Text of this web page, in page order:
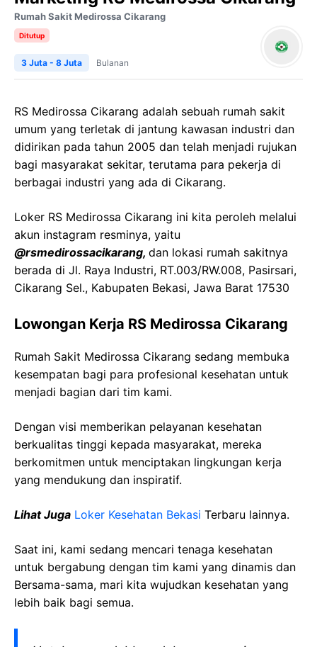
Rumah Sakit Medirossa Cikarang
Ditutup
3 Juta - 8 Juta Bulanan
RS Medirossa Cikarang adalah sebuah rumah sakit
umum yang terletak di jantung kawasan industri dan
didirikan pada tahun 2005 dan telah menjadi rujukan
bagi masyarakat sekitar, terutama para pekerja di
berbagai industri yang ada di Cikarang.
Loker RS Medirossa Cikarang ini kita peroleh melalui
akun instagram resminya, yaitu
@rsmedirossacikarang, dan lokasi rumah sakitnya
berada di Jl. Raya Industri, RT.003/RW.008, Pasirsari,
Cikarang Sel., Kabupaten Bekasi, Jawa Barat 17530
Lowongan Kerja RS Medirossa Cikarang
Rumah Sakit Medirossa Cikarang sedang membuka
kesempatan bagi para profesional kesehatan untuk
menjadi bagian dari tim kami.
Dengan visi memberikan pelayanan kesehatan
berkualitas tinggi kepada masyarakat, mereka
berkomitmen untuk menciptakan lingkungan kerja
yang mendukung dan inspiratif.
Lihat Juga Loker Kesehatan Bekasi Terbaru lainnya.
Saat ini, kami sedang mencari tenaga kesehatan
untuk bergabung dengan tim kami yang dinamis dan
Bersama-sama, mari kita wujudkan kesehatan yang
lebih baik bagi semua.